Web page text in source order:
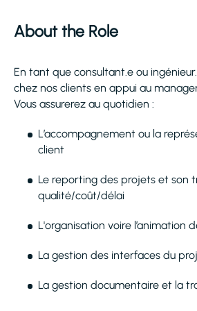
About the Role
En tant que consultant.e ou
chez nos clients en appui au
Vous assurerez au quotidien :
L’accompagnement ou la
client
Le reporting des projets et son
qualité/coût/délai
L'organisation voire l’animation
La gestion des interfaces du
La gestion documentaire et la